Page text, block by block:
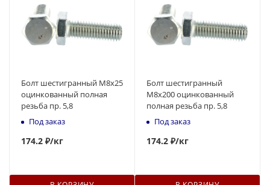
Болт шестигранный М8x25
оцинкованный полная
резьба пр. 5,8
Под заказ
174.2 ₽/кг
Болт шестигранный
М8x200 оцинкованный
полная резьба пр. 5,8
Под заказ
174.2 ₽/кг